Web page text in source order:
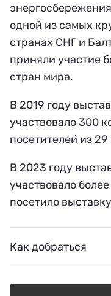
одной из самых
странах СНГ и
приняли участие
стран мира.
В 2019 году
участвовало 300
посетителей из 29
В 2023 году
участвовало
посетило
Как добраться